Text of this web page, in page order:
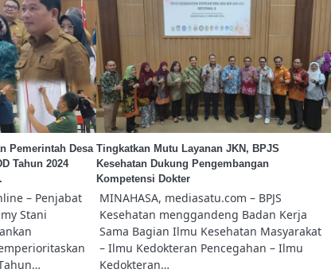
Pemerintah Desa
Tahun 2024
– Penjabat
Stani
Tingkatkan Mutu Layanan JKN, BPJS
Kesehatan Dukung Pengembangan
Kompetensi Dokter
MINAHASA, mediasatu.com – BPJS
Kesehatan menggandeng Badan Kerja
Sama Bagian Ilmu Kesehatan Masyarakat
– Ilmu Kedokteran Pencegahan – Ilmu
Kedokteran…